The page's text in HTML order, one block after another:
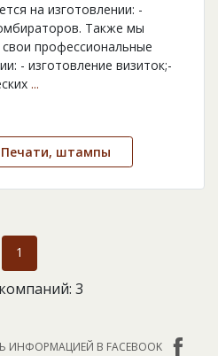
на изготовлении: -
Также мы
профессиональные
- изготовление визиток;-
...
Печати, штампы
1
3
ИНФОРМАЦИЕЙ В FACEBOOK